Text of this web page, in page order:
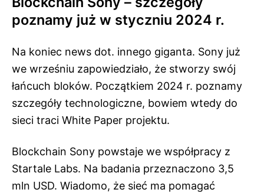
poznamy już w styczniu 2024 r.
Na koniec news dot. innego giganta. Sony już
we wrześniu zapowiedziało, że stworzy swój
łańcuch bloków. Początkiem 2024 r. poznamy
szczegóły technologiczne, bowiem wtedy do
sieci traci White Paper projektu.
Blockchain Sony powstaje we współpracy z
Startale Labs. Na badania przeznaczono 3,5
mln USD. Wiadomo, że sieć ma pomagać